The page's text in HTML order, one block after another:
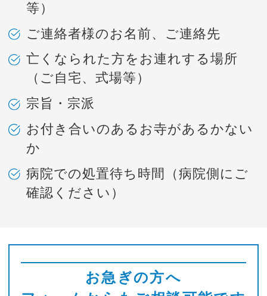
等）
ご連絡者様のお名前、ご連絡先
亡くなられた方をお連れする場所
（ご自宅、式場等）
宗旨・宗派
お付き合いのあるお寺があるかない
か
病院での処置待ち時間（病院側にご
確認ください）
お急ぎの方へ